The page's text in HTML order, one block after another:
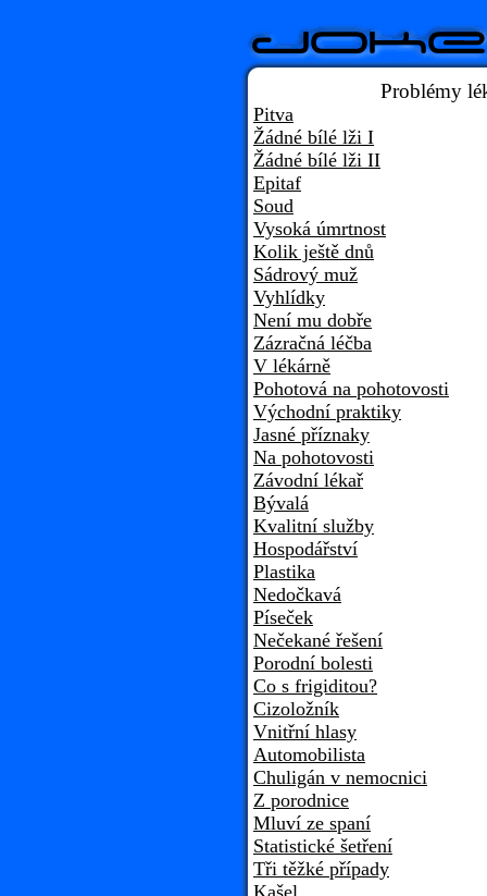
Problémy
Pitva
Žádné bílé lži I
Žádné bílé lži II
Epitaf
Soud
Vysoká úmrtnost
Kolik ještě dnů
Sádrový muž
Vyhlídky
Není mu dobře
Zázračná léčba
V lékárně
Pohotová na pohotovosti
Východní praktiky
Jasné příznaky
Na pohotovosti
Závodní lékař
Bývalá
Kvalitní služby
Hospodářství
Plastika
Nedočkavá
Píseček
Nečekané řešení
Porodní bolesti
Co s frigiditou?
Cizoložník
Vnitřní hlasy
Automobilista
Chuligán v nemocnici
Z porodnice
Mluví ze spaní
Statistické šetření
Tři těžké případy
Kašel